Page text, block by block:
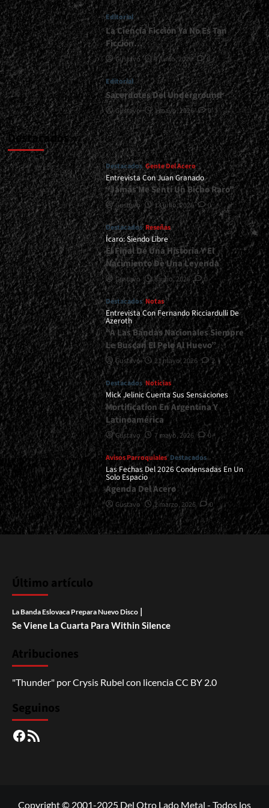
<div>Una
Fórmula
Simple
Y
Efectiva</div>
Editorial
La Ciencia Ficción Ya No Es Tan
Ficción…
Gustavo 1 junio, 2026 0
Editorial
Sacerdotes Del Underground
Gustavo 1 mayo, 2026 0
Destacados
Destacados Gente Del Acero
Entrevista Con Juan Granado
“Jamás Me Sentí Un Bicho Raro”
Gustavo 13 julio, 2026 0
Destacados Reseñas
Ícaro: Siendo Libre
El Final De Una Historia Y El
Nacimiento De Una Leyenda
Gustavo 8 julio, 2026 0
Destacados Notas
Entrevista Con Fernando Ricciardulli De
Azeroth
“A Las Bandas Nacionales Siempre
Le Buscan El Pelo Al Huevo”
Gustavo 21 mayo, 2026 2
Destacados Noticias
Mick Jelinic Cuenta Sus Sensaciones
Mortification En Argentina Y
Latinoamérica
Gustavo 7 mayo, 2026 0
Avisos Parroquiales Destacados
Las Fechas Del 2026 Condensadas En Un
Solo Espacio
Agenda Del Acero
Gustavo 2 marzo, 2026 0
Último artículo
La Banda Eslovaca Prepara Nuevo Disco |
Se Viene La Cuarta Para Within Silence
Atribuciones
"Thunder" porCrysis Rubel con licenciaCC BY 2.0
Seguinos
Facebook
RSS
Copyright © 2001-2025 Del Otro Lado Metal - Todos los